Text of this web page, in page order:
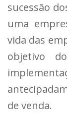
sucessão
uma
vida das
objetivo
de venda.